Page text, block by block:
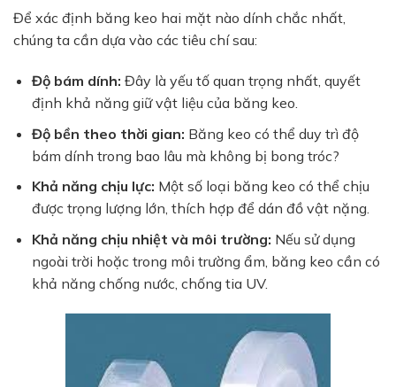
Để xác định băng keo hai mặt nào dính chắc nhất,
chúng ta cần dựa vào các tiêu chí sau:
Độ bám dính: Đây là yếu tố quan trọng nhất, quyết
định khả năng giữ vật liệu của băng keo.
Độ bền theo thời gian: Băng keo có thể duy trì độ
bám dính trong bao lâu mà không bị bong tróc?
Khả năng chịu lực: Một số loại băng keo có thể chịu
được trọng lượng lớn, thích hợp để dán đồ vật nặng.
Khả năng chịu nhiệt và môi trường: Nếu sử dụng
ngoài trời hoặc trong môi trường ẩm, băng keo cần có
khả năng chống nước, chống tia UV.